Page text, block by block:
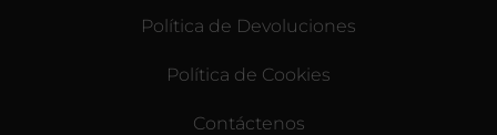
Política de Devoluciones
Política de Cookies
Contáctenos